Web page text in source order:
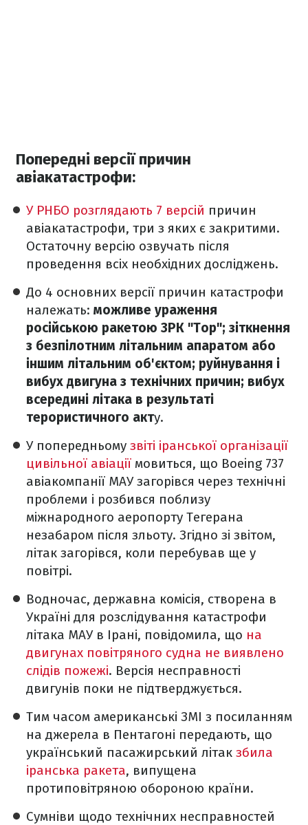
Попередні версії причин
авіакатастрофи:
У РНБО розглядають 7 версій причин
авіакатастрофи, три з яких є закритими.
Остаточну версію озвучать після
проведення всіх необхідних досліджень.
До 4 основних версії причин катастрофи
належать: можливе ураження
російською ракетою ЗРК "Тор"; зіткнення
з безпілотним літальним апаратом або
іншим літальним об'єктом; руйнування і
вибух двигуна з технічних причин; вибух
всередині літака в результаті
терористичного акту.
У попередньому звіті іранської організації
цивільної авіації мовиться, що Boeing 737
авіакомпанії МАУ загорівся через технічні
проблеми і розбився поблизу
міжнародного аеропорту Тегерана
незабаром після зльоту. Згідно зі звітом,
літак загорівся, коли перебував ще у
повітрі.
Водночас, державна комісія, створена в
Україні для розслідування катастрофи
літака МАУ в Ірані, повідомила, що на
двигунах повітряного судна не виявлено
слідів пожежі. Версія несправності
двигунів поки не підтверджується.
Тим часом американські ЗМІ з посиланням
на джерела в Пентагоні передають, що
український пасажирський літак збила
іранська ракета, випущена
протиповітряною обороною країни.
Сумніви щодо технічних несправностей